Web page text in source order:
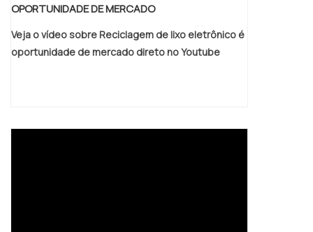
OPORTUNIDADE DE MERCADO
Veja o vídeo sobre Reciclagem de lixo eletrônico é
oportunidade de mercado direto no Youtube